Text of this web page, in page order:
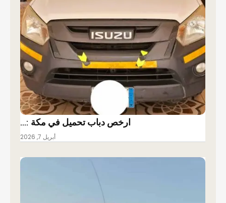
ارخص دباب تحميل في مكة :…
أبريل 7, 2026